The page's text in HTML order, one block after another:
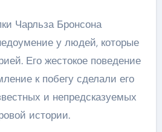
Чарльза Бронсона
у людей, которые
Его жестокое поведение
к побегу сделали его
и непредсказуемых
истории.